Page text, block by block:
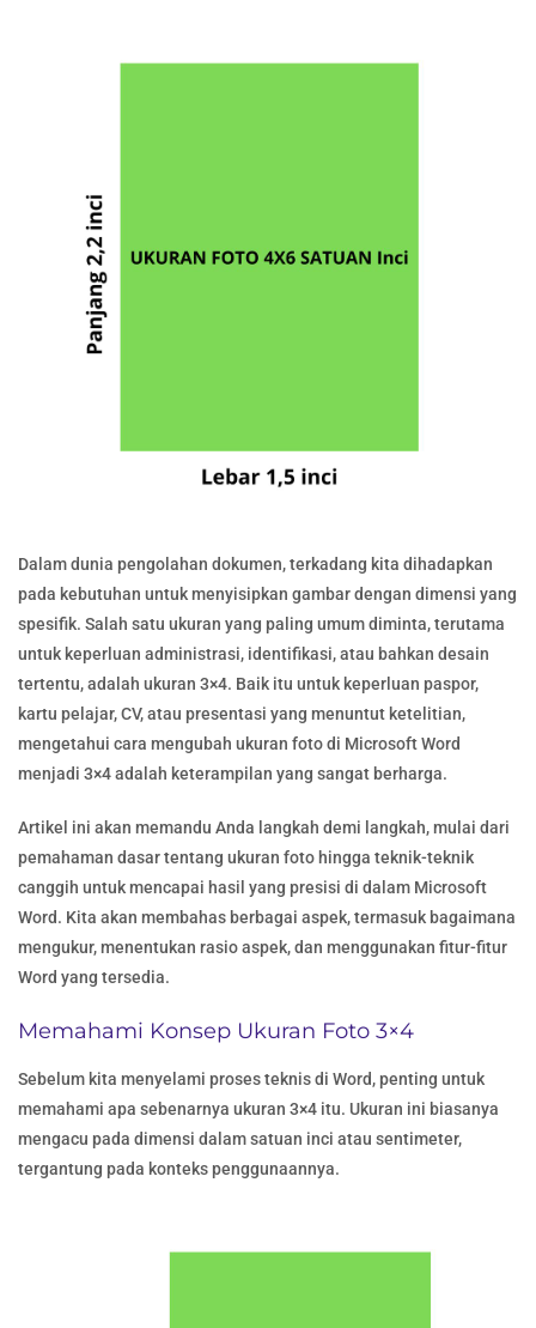
Dalam dunia pengolahan dokumen, terkadang kita dihadapkan
pada kebutuhan untuk menyisipkan gambar dengan dimensi yang
spesifik. Salah satu ukuran yang paling umum diminta, terutama
untuk keperluan administrasi, identifikasi, atau bahkan desain
tertentu, adalah ukuran 3×4. Baik itu untuk keperluan paspor,
kartu pelajar, CV, atau presentasi yang menuntut ketelitian,
mengetahui cara mengubah ukuran foto di Microsoft Word
menjadi 3×4 adalah keterampilan yang sangat berharga.
Artikel ini akan memandu Anda langkah demi langkah, mulai dari
pemahaman dasar tentang ukuran foto hingga teknik-teknik
canggih untuk mencapai hasil yang presisi di dalam Microsoft
Word. Kita akan membahas berbagai aspek, termasuk bagaimana
mengukur, menentukan rasio aspek, dan menggunakan fitur-fitur
Word yang tersedia.
Memahami Konsep Ukuran Foto 3×4
Sebelum kita menyelami proses teknis di Word, penting untuk
memahami apa sebenarnya ukuran 3×4 itu. Ukuran ini biasanya
mengacu pada dimensi dalam satuan inci atau sentimeter,
tergantung pada konteks penggunaannya.